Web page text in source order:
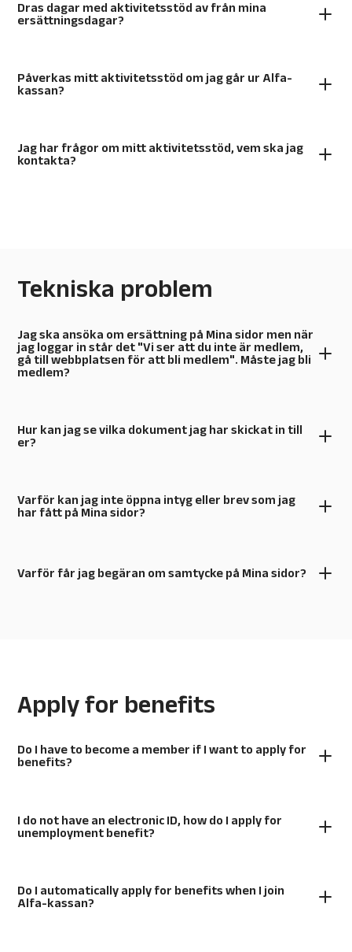
Dras dagar med aktivitetsstöd av från mina
ersättningsdagar?
Påverkas mitt aktivitetsstöd om jag går ur Alfa-
kassan?
Jag har frågor om mitt aktivitetsstöd, vem ska jag
kontakta?
Tekniska problem
Jag ska ansöka om ersättning på Mina sidor men när
jag loggar in står det "Vi ser att du inte är medlem,
gå till webbplatsen för att bli medlem". Måste jag bli
medlem?
Hur kan jag se vilka dokument jag har skickat in till
er?
Varför kan jag inte öppna intyg eller brev som jag
har fått på Mina sidor?
Varför får jag begäran om samtycke på Mina sidor?
Apply for benefits
Do I have to become a member if I want to apply for
benefits?
I do not have an electronic ID, how do I apply for
unemployment benefit?
Do I automatically apply for benefits when I join
Alfa-kassan?